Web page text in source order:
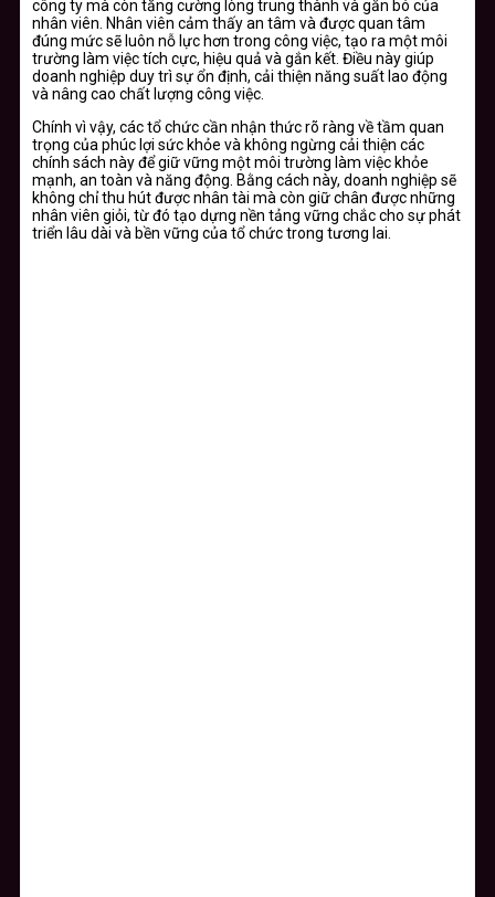
công ty mà còn tăng cường lòng trung thành và gắn bó của
nhân viên. Nhân viên cảm thấy an tâm và được quan tâm
đúng mức sẽ luôn nỗ lực hơn trong công việc, tạo ra một môi
trường làm việc tích cực, hiệu quả và gắn kết. Điều này giúp
doanh nghiệp duy trì sự ổn định, cải thiện năng suất lao động
và nâng cao chất lượng công việc.
Chính vì vậy, các tổ chức cần nhận thức rõ ràng về tầm quan
trọng của phúc lợi sức khỏe và không ngừng cải thiện các
chính sách này để giữ vững một môi trường làm việc khỏe
mạnh, an toàn và năng động. Bằng cách này, doanh nghiệp sẽ
không chỉ thu hút được nhân tài mà còn giữ chân được những
nhân viên giỏi, từ đó tạo dựng nền tảng vững chắc cho sự phát
triển lâu dài và bền vững của tổ chức trong tương lai.